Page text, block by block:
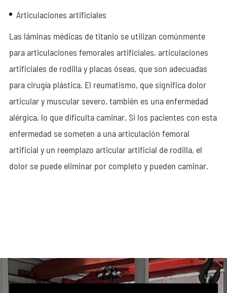
Articulaciones artificiales
Las láminas médicas de titanio se utilizan comúnmente
para articulaciones femorales artificiales, articulaciones
artificiales de rodilla y placas óseas, que son adecuadas
para cirugía plástica. El reumatismo, que significa dolor
articular y muscular severo, también es una enfermedad
alérgica, lo que dificulta caminar. Si los pacientes con esta
enfermedad se someten a una articulación femoral
artificial y un reemplazo articular artificial de rodilla, el
dolor se puede eliminar por completo y pueden caminar.